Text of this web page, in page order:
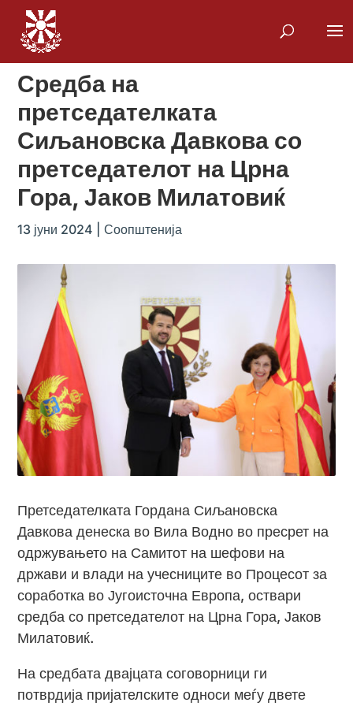
Средба на
претседателката
Сиљановска Давкова со
претседателот на Црна
Гора, Јаков Милатовиќ
13 јуни 2024 |Соопштенија
Претседателката Гордана Сиљановска
Давкова денеска во Вила Водно во пресрет на
одржувањето на Самитот на шефови на
држави и влади на учесниците во Процесот за
соработка во Југоисточна Европа, оствари
средба со претседателот на Црна Гора, Јаков
Милатовиќ.
На средбата двајцата соговорници ги
потврдија пријателските односи меѓу двете